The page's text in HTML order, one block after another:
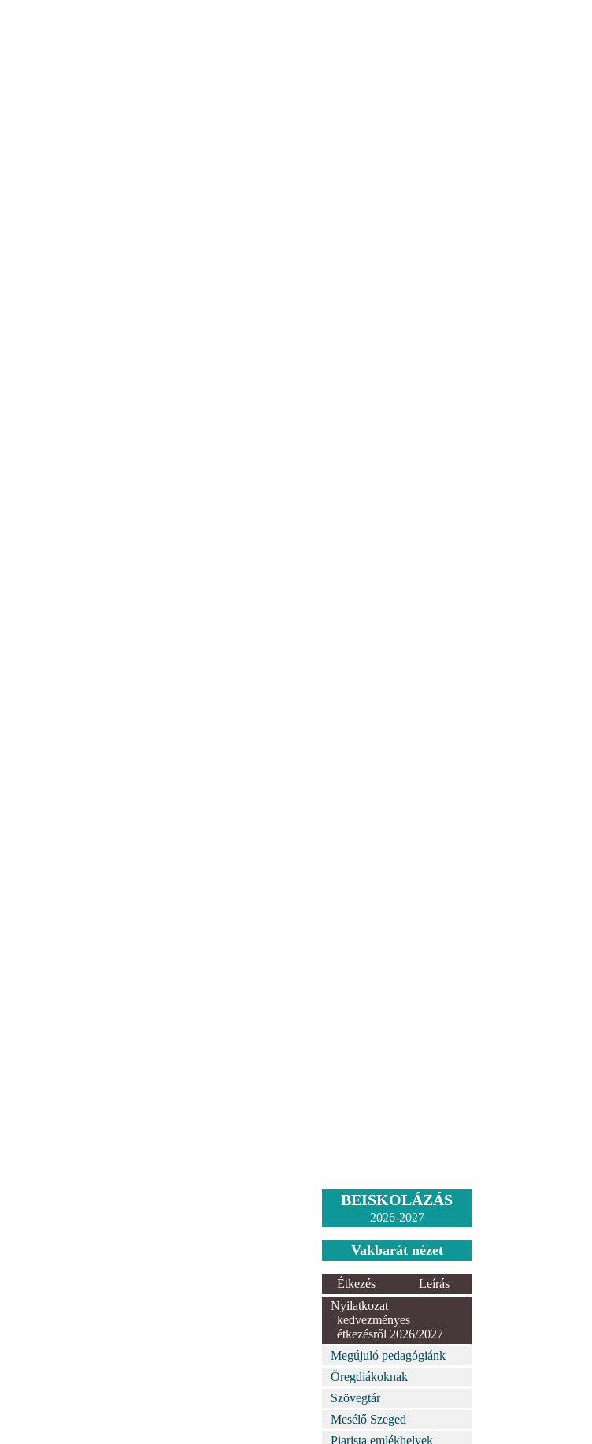
BEISKOLÁZÁS
2026-2027
Vakbarát nézet
Étkezés
Leírás
Nyilatkozat
kedvezményes
étkezésről 2026/2027
Megújuló pedagógiánk
Öregdiákoknak
Szövegtár
Mesélő Szeged
Piarista emlékhelyek